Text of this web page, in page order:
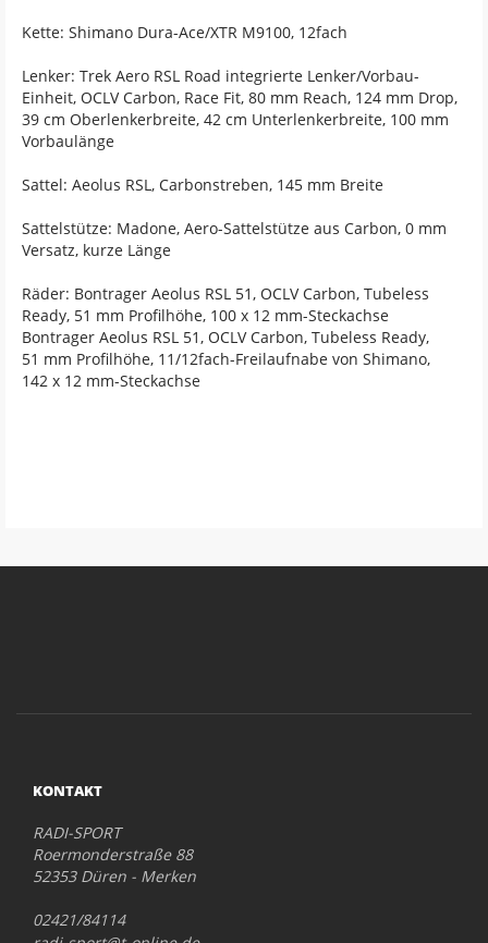
Kette: Shimano Dura-Ace/XTR M9100, 12fach
Lenker: Trek Aero RSL Road integrierte Lenker/Vorbau-
Einheit, OCLV Carbon, Race Fit, 80 mm Reach, 124 mm Drop,
39 cm Oberlenkerbreite, 42 cm Unterlenkerbreite, 100 mm
Vorbaulänge
Sattel: Aeolus RSL, Carbonstreben, 145 mm Breite
Sattelstütze: Madone, Aero-Sattelstütze aus Carbon, 0 mm
Versatz, kurze Länge
Räder: Bontrager Aeolus RSL 51, OCLV Carbon, Tubeless
Ready, 51 mm Profilhöhe, 100 x 12 mm-Steckachse
Bontrager Aeolus RSL 51, OCLV Carbon, Tubeless Ready,
51 mm Profilhöhe, 11/12fach-Freilaufnabe von Shimano,
142 x 12 mm-Steckachse
KONTAKT
RADI-SPORT
Roermonderstraße 88
52353 Düren - Merken
02421/84114